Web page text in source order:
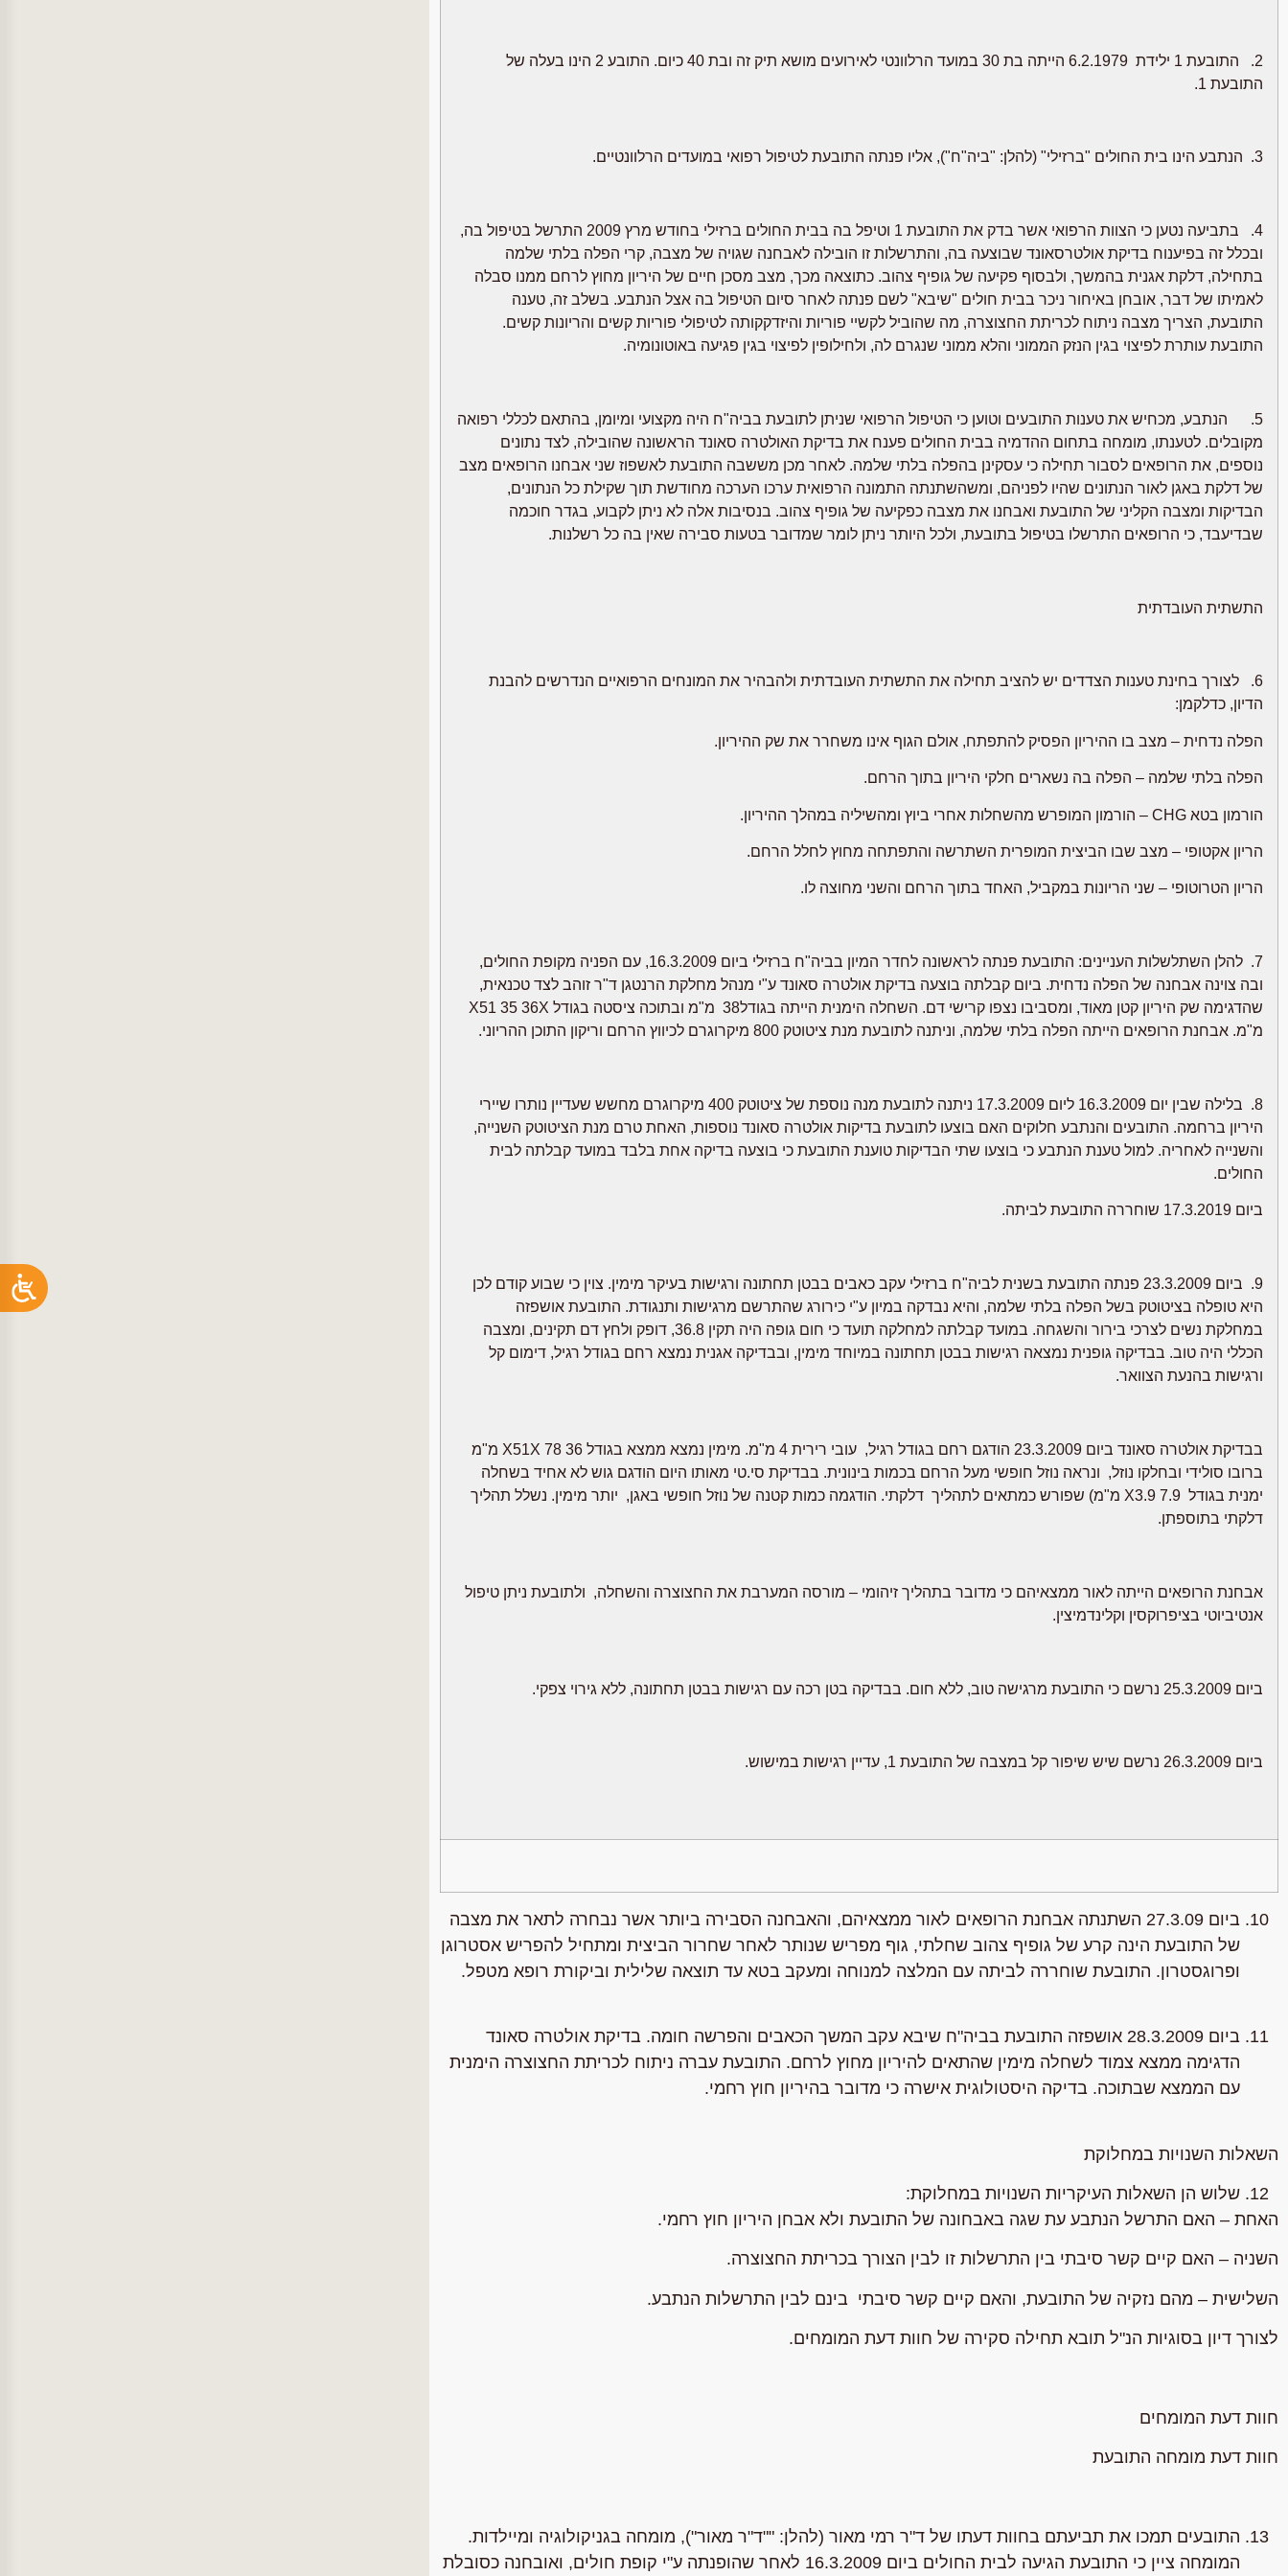
2. התובעת 1 ילידת 6.2.1979 הייתה בת 30 במועד הרלוונטי לאירועים מושא תיק זה ובת 40 כיום. התובע 2 הינו בעלה של
התובעת 1.
3. הנתבע הינו בית החולים "ברזילי" (להלן: "ביה"ח"), אליו פנתה התובעת לטיפול רפואי במועדים הרלוונטיים.
4. בתביעה נטען כי הצוות הרפואי אשר בדק את התובעת 1 וטיפל בה בבית החולים ברזילי בחודש מרץ 2009 התרשל בטיפול בה,
ובכלל זה בפיענוח בדיקת אולטרסאונד שבוצעה בה, והתרשלות זו הובילה לאבחנה שגויה של מצבה, קרי הפלה בלתי שלמה
בתחילה, דלקת אגנית בהמשך, ולבסוף פקיעה של גופיף צהוב. כתוצאה מכך, מצב מסכן חיים של היריון מחוץ לרחם ממנו סבלה
לאמיתו של דבר, אובחן באיחור ניכר בבית חולים "שיבא" לשם פנתה לאחר סיום הטיפול בה אצל הנתבע. בשלב זה, טענה
התובעת, הצריך מצבה ניתוח לכריתת החצוצרה, מה שהוביל לקשיי פוריות והיזדקקותה לטיפולי פוריות קשים והריונות קשים.
התובעת עותרת לפיצוי בגין הנזק הממוני והלא ממוני שנגרם לה, ולחילופין לפיצוי בגין פגיעה באוטונומיה.
5. הנתבע, מכחיש את טענות התובעים וטוען כי הטיפול הרפואי שניתן לתובעת בביה"ח היה מקצועי ומיומן, בהתאם לכללי רפואה
מקובלים. לטענתו, מומחה בתחום ההדמיה בבית החולים פענח את בדיקת האולטרה סאונד הראשונה שהובילה, לצד נתונים
נוספים, את הרופאים לסבור תחילה כי עסקינן בהפלה בלתי שלמה. לאחר מכן מששבה התובעת לאשפוז שני אבחנו הרופאים מצב
של דלקת באגן לאור הנתונים שהיו לפניהם, ומשהשתנתה התמונה הרפואית ערכו הערכה מחודשת תוך שקילת כל הנתונים,
הבדיקות ומצבה הקליני של התובעת ואבחנו את מצבה כפקיעה של גופיף צהוב. בנסיבות אלה לא ניתן לקבוע, בגדר חוכמה
שבדיעבד, כי הרופאים התרשלו בטיפול בתובעת, ולכל היותר ניתן לומר שמדובר בטעות סבירה שאין בה כל רשלנות.
התשתית העובדתית
6. לצורך בחינת טענות הצדדים יש להציב תחילה את התשתית העובדתית ולהבהיר את המונחים הרפואיים הנדרשים להבנת
הדיון, כדלקמן:
הפלה נדחית – מצב בו ההיריון הפסיק להתפתח, אולם הגוף אינו משחרר את שק ההיריון.
הפלה בלתי שלמה – הפלה בה נשארים חלקי היריון בתוך הרחם.
הורמון בטא CHG – הורמון המופרש מהשחלות אחרי ביוץ ומהשיליה במהלך ההיריון.
הריון אקטופי – מצב שבו הביצית המופרית השתרשה והתפתחה מחוץ לחלל הרחם.
הריון הטרוטופי – שני הריונות במקביל, האחד בתוך הרחם והשני מחוצה לו.
7. להלן השתלשלות העניינים: התובעת פנתה לראשונה לחדר המיון בביה"ח ברזילי ביום 16.3.2009, עם הפניה מקופת החולים,
ובה צוינה אבחנה של הפלה נדחית. ביום קבלתה בוצעה בדיקת אולטרה סאונד ע"י מנהל מחלקת הרנטגן ד"ר זוהב לצד טכנאית,
שהדגימה שק היריון קטן מאוד, ומסביבו נצפו קרישי דם. השחלה הימנית הייתה בגודל38 מ"מ ובתוכה ציסטה בגודל X51 35 36X
מ"מ. אבחנת הרופאים הייתה הפלה בלתי שלמה, וניתנה לתובעת מנת ציטוטק 800 מיקרוגרם לכיווץ הרחם וריקון התוכן ההריוני.
8. בלילה שבין יום 16.3.2009 ליום 17.3.2009 ניתנה לתובעת מנה נוספת של ציטוטק 400 מיקרוגרם מחשש שעדיין נותרו שיירי
היריון ברחמה. התובעים והנתבע חלוקים האם בוצעו לתובעת בדיקות אולטרה סאונד נוספות, האחת טרם מנת הציטוטק השנייה,
והשנייה לאחריה. למול טענת הנתבע כי בוצעו שתי הבדיקות טוענת התובעת כי בוצעה בדיקה אחת בלבד במועד קבלתה לבית
החולים.
ביום 17.3.2019 שוחררה התובעת לביתה.
9. ביום 23.3.2009 פנתה התובעת בשנית לביה"ח ברזילי עקב כאבים בבטן תחתונה ורגישות בעיקר מימין. צוין כי שבוע קודם לכן
היא טופלה בציטוטק בשל הפלה בלתי שלמה, והיא נבדקה במיון ע"י כירורג שהתרשם מרגישות ותנגודת. התובעת אושפזה
במחלקת נשים לצרכי בירור והשגחה. במועד קבלתה למחלקה תועד כי חום גופה היה תקין 36.8, דופק ולחץ דם תקינים, ומצבה
הכללי היה טוב. בבדיקה גופנית נמצאה רגישות בבטן תחתונה במיוחד מימין, ובבדיקה אגנית נמצא רחם בגודל רגיל, דימום קל
ורגישות בהנעת הצוואר.
בבדיקת אולטרה סאונד ביום 23.3.2009 הודגם רחם בגודל רגיל, עובי רירית 4 מ"מ. מימין נמצא ממצא בגודל 36 X51X 78 מ"מ
ברובו סולידי ובחלקו נוזל, ונראה נוזל חופשי מעל הרחם בכמות בינונית. בבדיקת סי.טי מאותו היום הודגם גוש לא אחיד בשחלה
ימנית בגודל 7.9 X3.9 מ"מ) שפורש כמתאים לתהליך דלקתי. הודגמה כמות קטנה של נוזל חופשי באגן, יותר מימין. נשלל תהליך
דלקתי בתוספתן.
אבחנת הרופאים הייתה לאור ממצאיהם כי מדובר בתהליך זיהומי – מורסה המערבת את החצוצרה והשחלה, ולתובעת ניתן טיפול
אנטיביוטי בציפרוקסין וקלינדמיצין.
ביום 25.3.2009 נרשם כי התובעת מרגישה טוב, ללא חום. בבדיקה בטן רכה עם רגישות בבטן תחתונה, ללא גירוי צפקי.
ביום 26.3.2009 נרשם שיש שיפור קל במצבה של התובעת 1, עדיין רגישות במישוש.
ביום 27.3.09 השתנתה אבחנת הרופאים לאור ממצאיהם, והאבחנה הסבירה ביותר אשר נבחרה לתאר את מצבה
של התובעת הינה קרע של גופיף צהוב שחלתי, גוף מפריש שנותר לאחר שחרור הביצית ומתחיל להפריש אסטרוגן
ופרוגסטרון. התובעת שוחררה לביתה עם המלצה למנוחה ומעקב בטא עד תוצאה שלילית וביקורת רופא מטפל.
ביום 28.3.2009 אושפזה התובעת בביה"ח שיבא עקב המשך הכאבים והפרשה חומה. בדיקת אולטרה סאונד
הדגימה ממצא צמוד לשחלה מימין שהתאים להיריון מחוץ לרחם. התובעת עברה ניתוח לכריתת החצוצרה הימנית
עם הממצא שבתוכה. בדיקה היסטולוגית אישרה כי מדובר בהיריון חוץ רחמי.
השאלות השנויות במחלוקת
שלוש הן השאלות העיקריות השנויות במחלוקת:
האחת – האם התרשל הנתבע עת שגה באבחונה של התובעת ולא אבחן היריון חוץ רחמי.
השניה – האם קיים קשר סיבתי בין התרשלות זו לבין הצורך בכריתת החצוצרה.
השלישית – מהם נזקיה של התובעת, והאם קיים קשר סיבתי בינם לבין התרשלות הנתבע.
לצורך דיון בסוגיות הנ"ל תובא תחילה סקירה של חוות דעת המומחים.
חוות דעת המומחים
חוות דעת מומחה התובעת
התובעים תמכו את תביעתם בחוות דעתו של ד"ר רמי מאור (להלן: ""ד"ר מאור"), מומחה בגניקולוגיה ומיילדות.
המומחה ציין כי התובעת הגיעה לבית החולים ביום 16.3.2009 לאחר שהופנתה ע"י קופת חולים, ואובחנה כסובלת